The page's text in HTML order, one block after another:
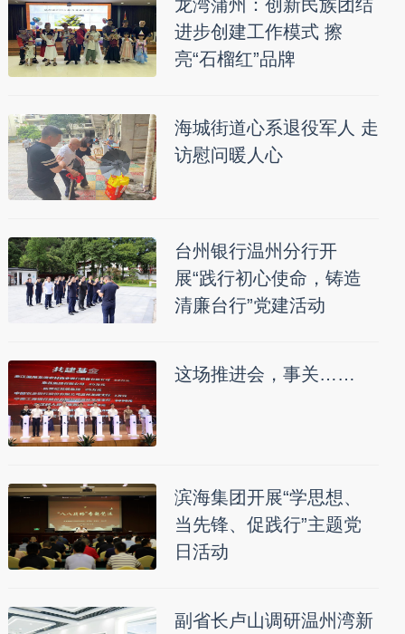
龙湾蒲州：创新民族团结
进步创建工作模式 擦
亮“石榴红”品牌
海城街道心系退役军人 走
访慰问暖人心
台州银行温州分行开
展“践行初心使命，铸造
清廉台行”党建活动
这场推进会，事关……
滨海集团开展“学思想、
当先锋、促践行”主题党
日活动
副省长卢山调研温州湾新